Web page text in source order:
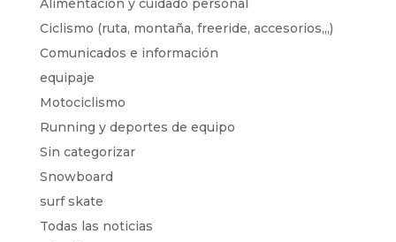
Alimentación y cuidado personal
Ciclismo (ruta, montaña, freeride, accesorios,,,)
Comunicados e información
equipaje
Motociclismo
Running y deportes de equipo
Sin categorizar
Snowboard
surf skate
Todas las noticias